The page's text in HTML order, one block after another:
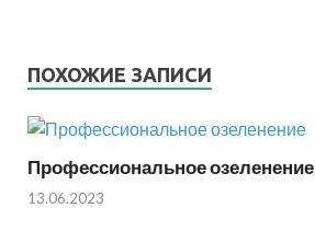
ПОХОЖИЕ ЗАПИСИ
Профессиональное озеленение
13.06.2023